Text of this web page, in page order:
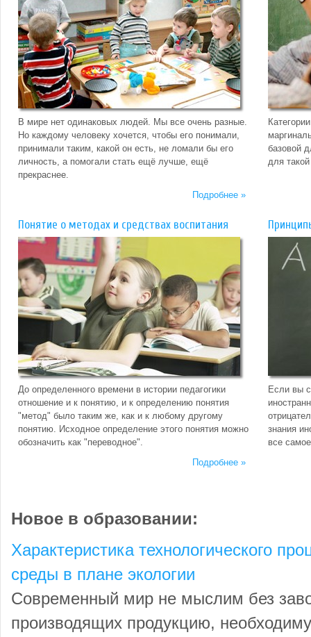
В мире нет одинаковых людей. Мы все очень разные.
Но каждому человеку хочется, чтобы его понимали,
принимали таким, какой он есть, не ломали бы его
личность, а помогали стать ещё лучше, ещё
прекраснее.
Подробнее »
базовой
для
Понятие о методах и средствах воспитания
До определенного времени в истории педагогики
отношение и к понятию, и к определению понятия
"метод" было таким же, как и к любому другому
понятию. Исходное определение этого понятия можно
обозначить как "переводное".
Подробнее »
Если вы
знания
все
Новое в образовании:
Характеристика технологического
среды в плане экологии
Современный мир не мыслим без
производящих продукцию,